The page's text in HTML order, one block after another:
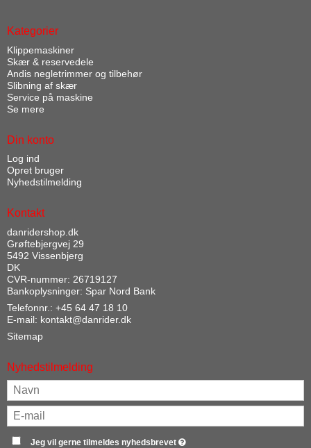
Kategorier
Klippemaskiner
Skær & reservedele
Andis negletrimmer og tilbehør
Slibning af skær
Service på maskine
Se mere
Din konto
Log ind
Opret bruger
Nyhedstilmelding
Kontakt
danridershop.dk
Grøftebjergvej 29
5492 Vissenbjerg
DK
CVR-nummer: 26719127
Bankoplysninger: Spar Nord Bank
Telefonnr.: +45 64 47 18 10
E-mail: kontakt@danrider.dk
Sitemap
Nyhedstilmelding
Jeg vil gerne tilmeldes nyhedsbrevet